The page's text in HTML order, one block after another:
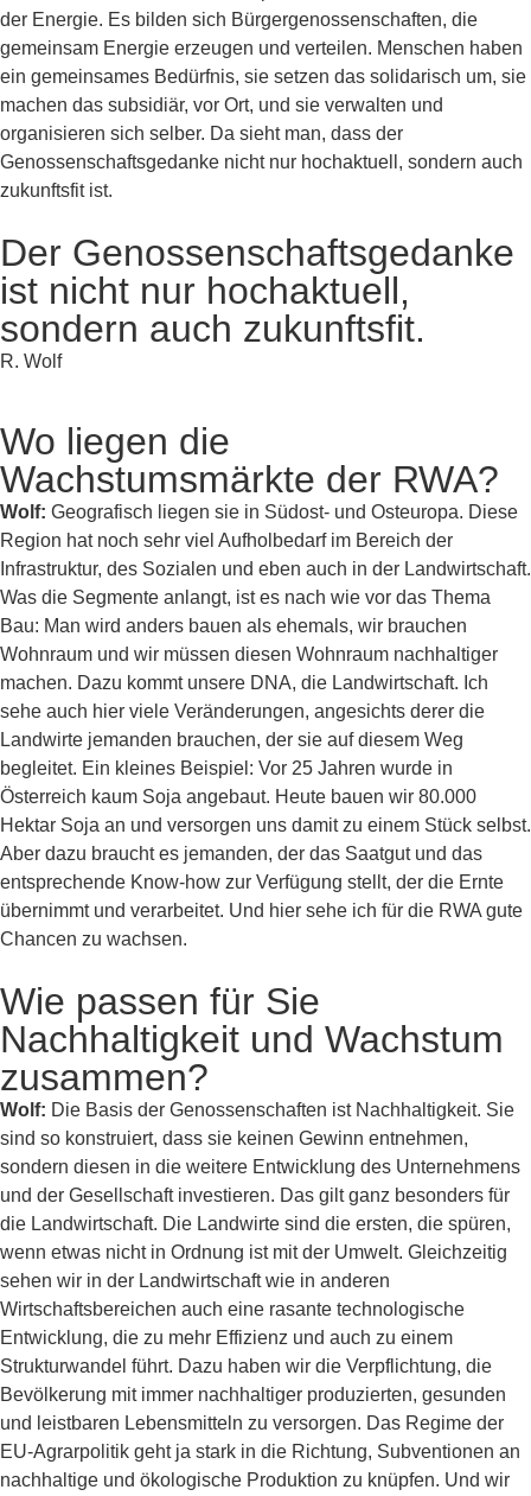
der Energie. Es bilden sich Bürgergenossenschaften, die
gemeinsam Energie erzeugen und verteilen. Menschen haben
ein gemeinsames Bedürfnis, sie setzen das solidarisch um, sie
machen das subsidiär, vor Ort, und sie verwalten und
organisieren sich selber. Da sieht man, dass der
Genossenschaftsgedanke nicht nur hochaktuell, sondern auch
zukunftsfit ist.
Der Genossenschaftsgedanke
ist nicht nur hochaktuell,
sondern auch zukunftsfit.
R. Wolf
Wo liegen die
Wachstumsmärkte der RWA?
Wolf: Geografisch liegen sie in Südost- und Osteuropa. Diese
Region hat noch sehr viel Aufholbedarf im Bereich der
Infrastruktur, des Sozialen und eben auch in der Landwirtschaft.
Was die Segmente anlangt, ist es nach wie vor das Thema
Bau: Man wird anders bauen als ehemals, wir brauchen
Wohnraum und wir müssen diesen Wohnraum nachhaltiger
machen. Dazu kommt unsere DNA, die Landwirtschaft. Ich
sehe auch hier viele Veränderungen, angesichts derer die
Landwirte jemanden brauchen, der sie auf diesem Weg
begleitet. Ein kleines Beispiel: Vor 25 Jahren wurde in
Österreich kaum Soja angebaut. Heute bauen wir 80.000
Hektar Soja an und versorgen uns damit zu einem Stück selbst.
Aber dazu braucht es jemanden, der das Saatgut und das
entsprechende Know-how zur Verfügung stellt, der die Ernte
übernimmt und verarbeitet. Und hier sehe ich für die RWA gute
Chancen zu wachsen.
Wie passen für Sie
Nachhaltigkeit und Wachstum
zusammen?
Wolf: Die Basis der Genossenschaften ist Nachhaltigkeit. Sie
sind so konstruiert, dass sie keinen Gewinn entnehmen,
sondern diesen in die weitere Entwicklung des Unternehmens
und der Gesellschaft investieren. Das gilt ganz besonders für
die Landwirtschaft. Die Landwirte sind die ersten, die spüren,
wenn etwas nicht in Ordnung ist mit der Umwelt. Gleichzeitig
sehen wir in der Landwirtschaft wie in anderen
Wirtschaftsbereichen auch eine rasante technologische
Entwicklung, die zu mehr Effizienz und auch zu einem
Strukturwandel führt. Dazu haben wir die Verpflichtung, die
Bevölkerung mit immer nachhaltiger produzierten, gesunden
und leistbaren Lebensmitteln zu versorgen. Das Regime der
EU-Agrarpolitik geht ja stark in die Richtung, Subventionen an
nachhaltige und ökologische Produktion zu knüpfen. Und wir